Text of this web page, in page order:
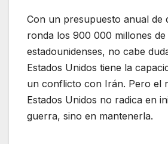
Con un presupuesto anual de
ronda los 900 000 millones de
estadounidenses, no cabe
Estados Unidos tiene la
un conflicto con Irán. Pero el
Estados Unidos no radica en
guerra, sino en mantenerla.